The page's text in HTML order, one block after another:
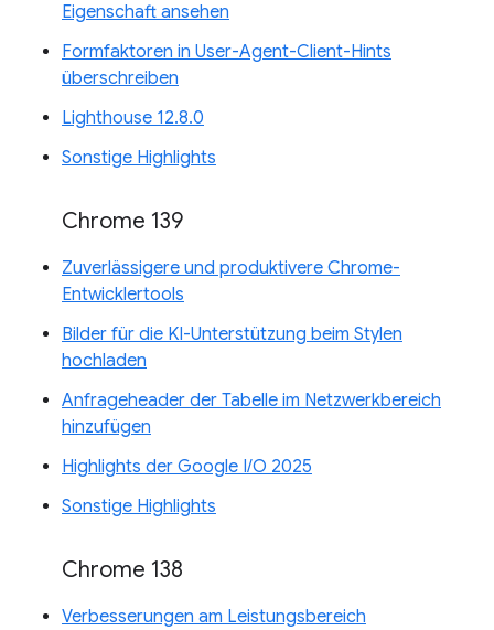
Eigenschaft ansehen
Formfaktoren in User-Agent-Client-Hints
überschreiben
Lighthouse 12.8.0
Sonstige Highlights
Chrome 139
Zuverlässigere und produktivere Chrome-
Entwicklertools
Bilder für die KI-Unterstützung beim Stylen
hochladen
Anfrageheader der Tabelle im Netzwerkbereich
hinzufügen
Highlights der Google I/O 2025
Sonstige Highlights
Chrome 138
Verbesserungen am Leistungsbereich